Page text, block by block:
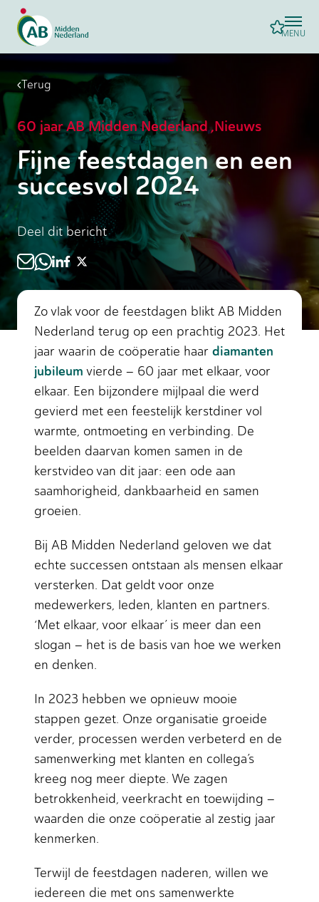
MENU
Terug
60 jaar AB Midden Nederland,Nieuws
Fijne feestdagen en een
succesvol 2024
Deel dit bericht
Zo vlak voor de feestdagen blikt AB Midden
Nederland terug op een prachtig 2023. Het
jaar waarin de coöperatie haar diamanten
jubileum vierde – 60 jaar met elkaar, voor
elkaar. Een bijzondere mijlpaal die werd
gevierd met een feestelijk kerstdiner vol
warmte, ontmoeting en verbinding. De
beelden daarvan komen samen in de
kerstvideo van dit jaar: een ode aan
saamhorigheid, dankbaarheid en samen
groeien.
Bij AB Midden Nederland geloven we dat
echte successen ontstaan als mensen elkaar
versterken. Dat geldt voor onze
medewerkers, leden, klanten en partners.
‘Met elkaar, voor elkaar’ is meer dan een
slogan – het is de basis van hoe we werken
en denken.
In 2023 hebben we opnieuw mooie
stappen gezet. Onze organisatie groeide
verder, processen werden verbeterd en de
samenwerking met klanten en collega’s
kreeg nog meer diepte. We zagen
betrokkenheid, veerkracht en toewijding –
waarden die onze coöperatie al zestig jaar
kenmerken.
Terwijl de feestdagen naderen, willen we
iedereen die met ons samenwerkte